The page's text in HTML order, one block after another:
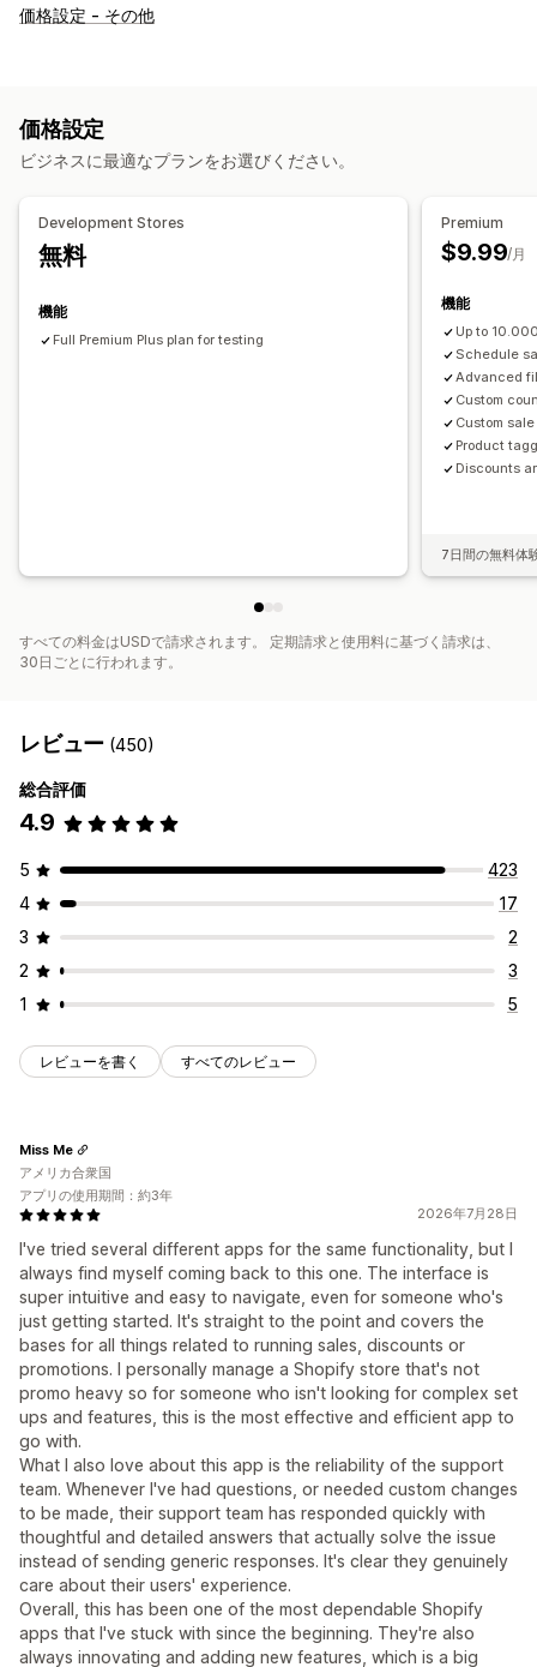
ディスカウントの種類
ディスカウント管理
編集ツール
キャンペーン トリガーとルール
価格設定 - その他
価格設定
ビジネスに最適なプランをお選びください。
Development Stores
無料
機能
Full Premium Plus plan for testing
Premium
$9.99/月
機能
Up to
Schedule
Advanced
Custom
Custom
Product
Discounts
7日間の無料体
すべての料金はUSDで請求されます。 定期請求と使用料に基づく請求は、
30日ごとに行われます。
レビュー (450)
総合評価
4.9
5
423
4
17
3
2
2
3
1
5
レビューを書く すべてのレビュー
2026年7月28日
I've tried several different apps for the same functionality, but I
always find myself coming back to this one. The interface is
super intuitive and easy to navigate, even for someone who's
just getting started. It's straight to the point and covers the
bases for all things related to running sales, discounts or
promotions. I personally manage a Shopify store that's not
promo heavy so for someone who isn't looking for complex set
ups and features, this is the most effective and efficient app to
go with.
What I also love about this app is the reliability of the support
team. Whenever I've had questions, or needed custom changes
to be made, their support team has responded quickly with
thoughtful and detailed answers that actually solve the issue
instead of sending generic responses. It's clear they genuinely
care about their users' experience.
Overall, this has been one of the most dependable Shopify
apps that I've stuck with since the beginning. They're also
always innovating and adding new features, which is a big
Miss Me
アメリカ合衆国
アプリの使用期間：約3年